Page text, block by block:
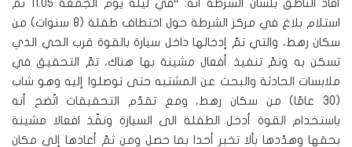
أفاد الناطق بلسان الشرطة أنّه: “في ليلة يوم الجمعة 11.05 تمّ
استلام بلاغ في مركز الشرطة حول اختطاف طفلة (8 سنوات) من
سكان رهط، والتي تمّ إدخالها داخل سيارة بالقوة قرب الحي الذي
تسكن به وتمّ تنفيذ أفعال مشينة بها هناك، تمّ التحقيق في
ملابسات الحادثة والبحث عن المشتبه حتى توصلوا إليه وهو شاب
(30 عامًا) من سكان رهط، ومع تقدّم التحقيقات اتّضح أنه
باستخدام القوة أدخل الطفلة الى السيارة ونفّذ افعالا مشينة
بحقها وهدّدها بألا تخبر أحدا بما حصل ومن ثمّ أعادها إلى مكان